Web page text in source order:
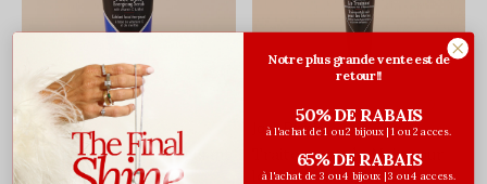
Jack Black
Exfoliant Facial Énergisant
Face Buff - 177ml
Jack Black
Traitement de Nuit pour
les Lèvres NightMode
Notre plus grande vente est de
retour!!
50% DE RABAIS
à l'achat de 1 ou 2 bijoux | 1 ou 2 acces.
65% DE RABAIS
à l'achat de 3 ou 4 bijoux | 3 ou 4 access.